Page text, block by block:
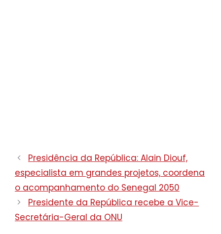
Presidência da República: Alain Diouf,
especialista em grandes projetos, coordena
o acompanhamento do Senegal 2050
Presidente da República recebe a Vice-
Secretária-Geral da ONU